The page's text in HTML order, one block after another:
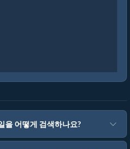
을 어떻게 검색하나요?